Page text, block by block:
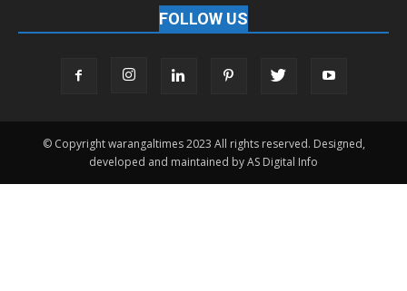
FOLLOW US
© Copyright warangaltimes 2023 All rights reserved. Designed,
developed and maintained by AS Digital Info